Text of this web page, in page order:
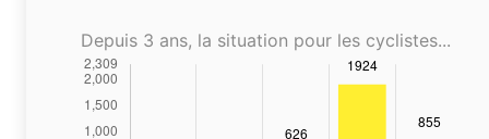
Depuis 3 ans, la situation pour les cyclistes...